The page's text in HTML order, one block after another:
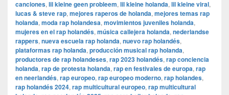
canciones, lil kleine geen probleem, lil kleine holanda, lil kleine viral,
lucas & steve rap, mejores raperos de holanda, mejores temas rap
holanda, moda rap holandesa, movimientos juveniles holanda,
mujeres en el rap holandés, música callejera holanda, nederlandse
rappers, nueva escuela rap holanda, nuevo rap holandés,
plataformas rap holanda, producción musical rap holanda,
productores de rap holandeses, rap 2023 holandés, rap conciencia
holanda, rap de protesta holanda, rap en festivales de europa, rap
en neerlandés, rap europeo, rap europeo moderno, rap holandes,
rap holandés 2024, rap multicultural europeo, rap multicultural